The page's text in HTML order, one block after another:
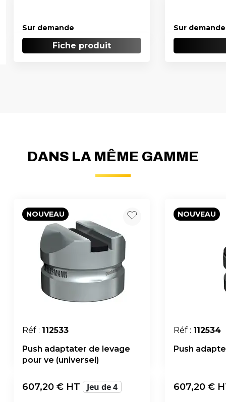
Sur demande
Fiche produit
Sur demande
DANS LA MÊME GAMME
NOUVEAU
Réf : 112533
Push adaptater de levage
pour ve (universel)
607,20 € HT Jeu de 4
NOUVEAU
Réf : 112534
Push
607,20 €